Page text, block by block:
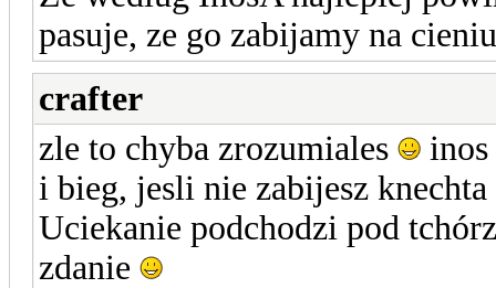
pasuje, ze go zabijamy na
crafter
zle to chyba zrozumiales
i bieg, jesli nie zabijesz
Uciekanie podchodzi pod
zdanie